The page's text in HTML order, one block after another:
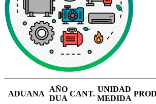
ADUANA
AÑO
DUA
CANT.
UNIDAD
MEDIDA